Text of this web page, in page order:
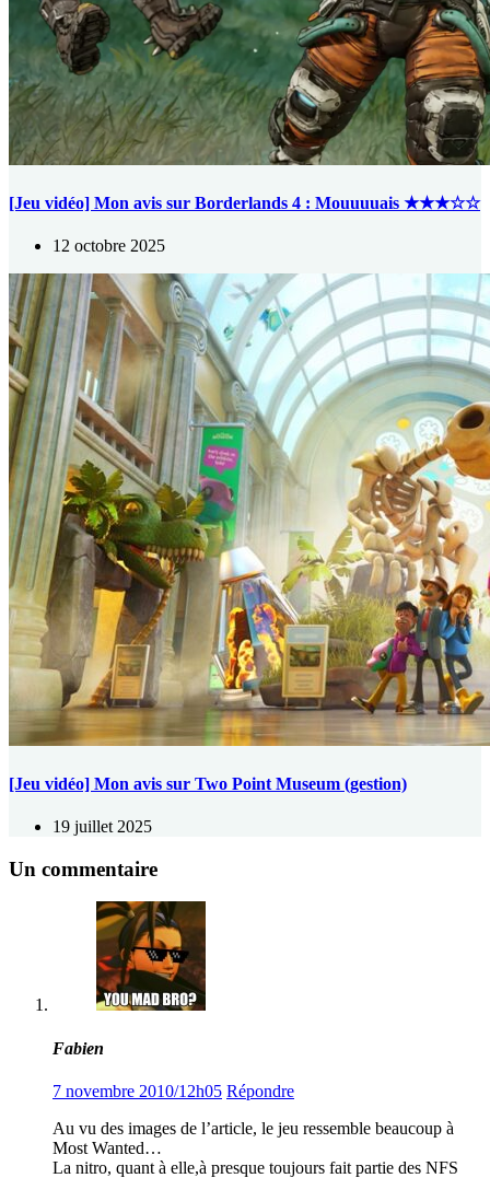
[Jeu vidéo] Mon avis sur Borderlands 4 : Mouuuuais ★★★☆☆
12 octobre 2025
[Jeu vidéo] Mon avis sur Two Point Museum (gestion)
19 juillet 2025
Un commentaire
Fabien
7 novembre 2010/12h05 Répondre
Au vu des images de l’article, le jeu ressemble beaucoup à
Most Wanted…
La nitro, quant à elle,à presque toujours fait partie des NFS